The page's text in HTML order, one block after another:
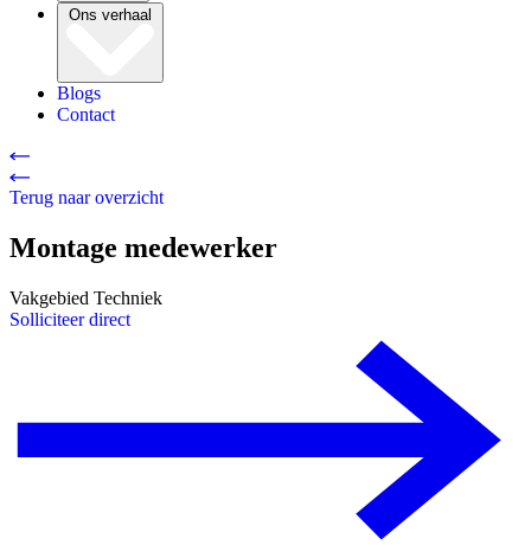
Ons verhaal
Blogs
Contact
Terug naar overzicht
Montage medewerker
Vakgebied Techniek
Solliciteer direct